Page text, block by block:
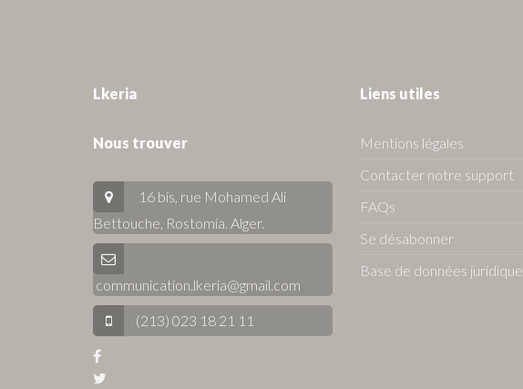
Lkeria
Nous trouver
16 bis, rue Mohamed Ali
Bettouche, Rostomia. Alger.
communication.lkeria@gmail.com
(213) 023 18 21 11
Liens utiles
Mentions légales
Contacter notre support
FAQs
Se désabonner
Base de données juridique